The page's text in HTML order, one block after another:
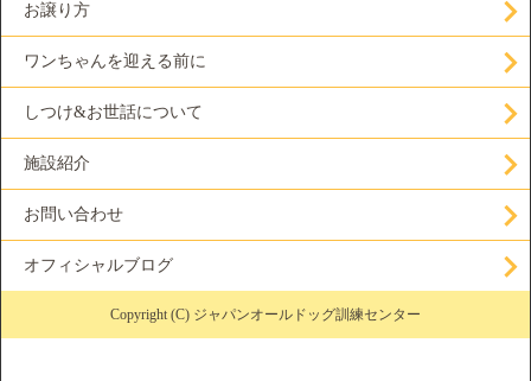
お譲り方
ワンちゃんを迎える前に
しつけ&お世話について
施設紹介
お問い合わせ
オフィシャルブログ
Copyright (C) ジャパンオールドッグ訓練センター